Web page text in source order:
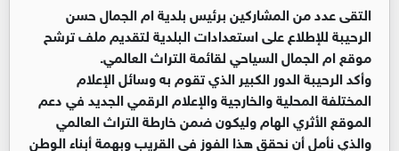
التقى عدد من المشاركين برئيس بلدية ام الجمال حسن
الرحيبة للإطلاع على استعدادات البلدية لتقديم ملف ترشح
موقع ام الجمال السياحي لقائمة التراث العالمي.
وأكد الرحيبة الدور الكبير الذي تقوم به وسائل الإعلام
المختلفة المحلية والخارجية والإعلام الرقمي الجديد في دعم
الموقع الأثري الهام وليكون ضمن خارطة التراث العالمي
والذي نأمل أن نحقق هذا الفوز في القريب وبهمة أبناء الوطن